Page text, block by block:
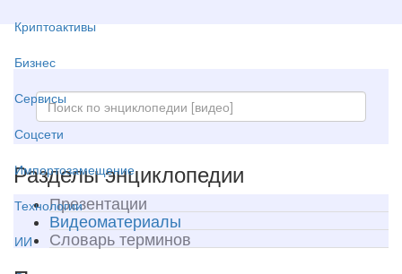
Криптоактивы
Бизнес
Сервисы
Соцсети
Импортозамещение
Технологии
ИИ
Разделы энциклопедии
Презентации
Видеоматериалы
Словарь терминов